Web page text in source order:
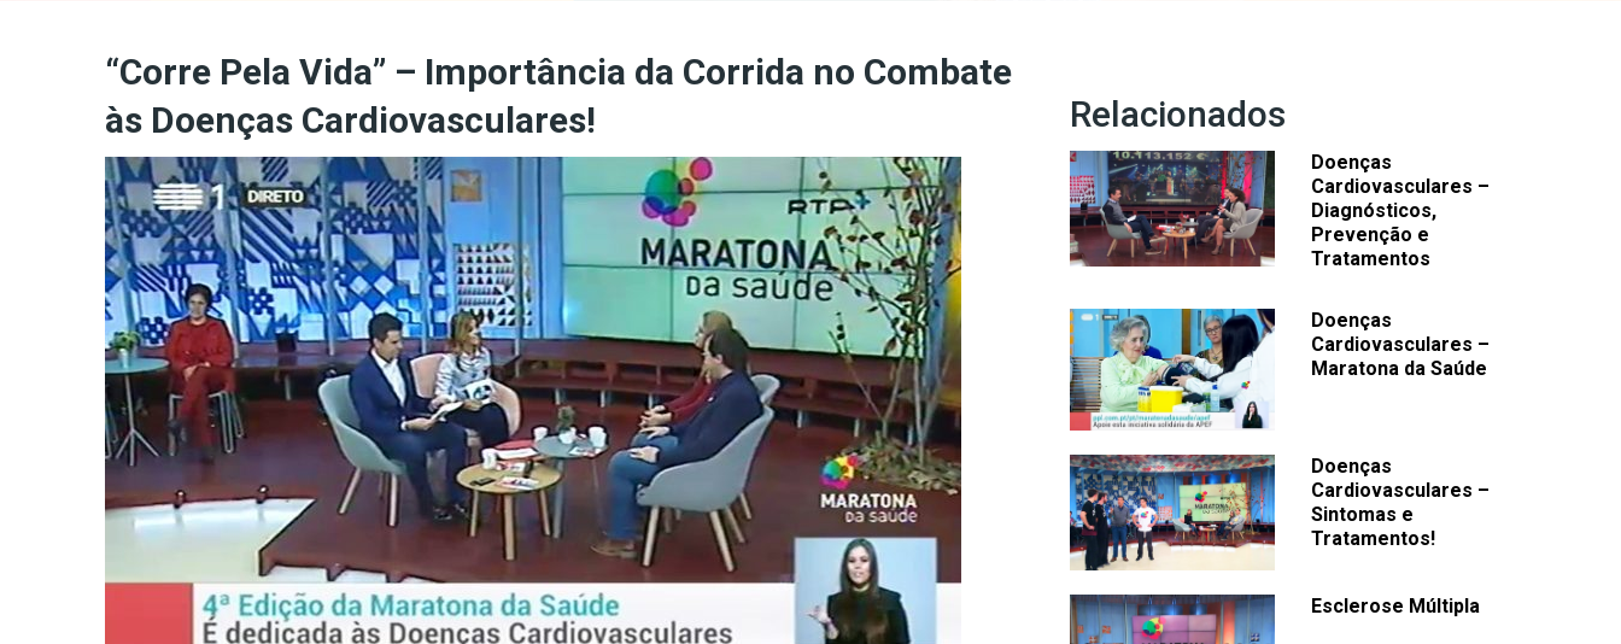
“Corre Pela Vida” – Importância da Corrida no Combate
às Doenças Cardiovasculares!
Relacionados
Doenças
Cardiovasculares –
Diagnósticos,
Prevenção e
Tratamentos
Doenças
Cardiovasculares –
Maratona da Saúde
Doenças
Cardiovasculares –
Sintomas e
Tratamentos!
Esclerose Múltipla